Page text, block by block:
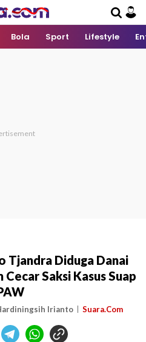
Bola Sport Lifestyle
Tjandra Diduga Danai
Saksi Kasus Suap
Irianto Suara.Com